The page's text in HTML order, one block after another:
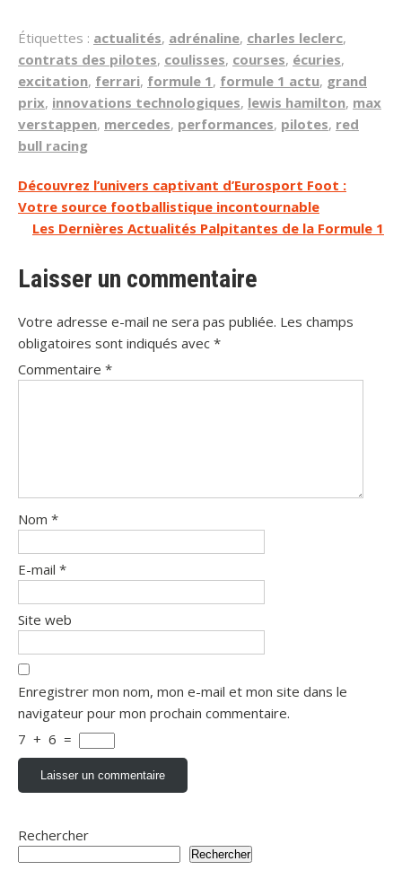
Étiquettes : actualités, adrénaline, charles leclerc,
contrats des pilotes, coulisses, courses, écuries,
excitation, ferrari, formule 1, formule 1 actu, grand
prix, innovations technologiques, lewis hamilton, max
verstappen, mercedes, performances, pilotes, red
bull racing
Navigation
de
l’article
Découvrez l’univers captivant d’Eurosport Foot :
Votre source footballistique incontournable
Les Dernières Actualités Palpitantes de la Formule 1
Laisser un commentaire
Votre adresse e-mail ne sera pas publiée. Les champs
obligatoires sont indiqués avec *
Commentaire *
Nom *
E-mail *
Site web
Enregistrer mon nom, mon e-mail et mon site dans le
navigateur pour mon prochain commentaire.
7 + 6 =
Rechercher
Rechercher